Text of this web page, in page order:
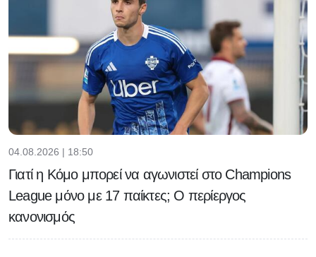
04.08.2026 | 18:50
Γιατί η Κόμο μπορεί να αγωνιστεί στο Champions
League μόνο με 17 παίκτες; Ο περίεργος
κανονισμός